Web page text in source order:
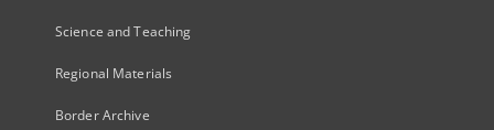
Science and Teaching
Regional Materials
Border Archive